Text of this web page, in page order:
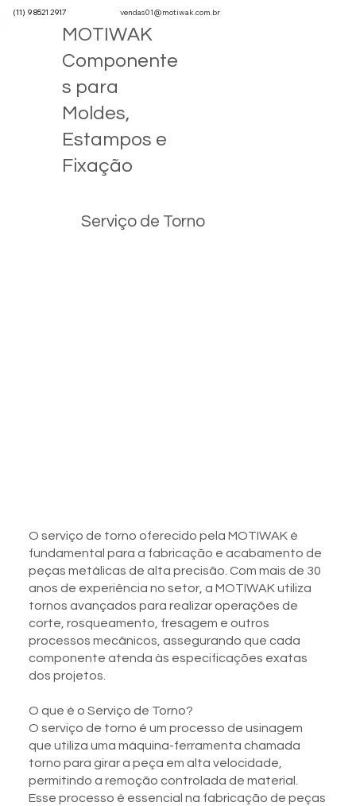
(11) 9 8521 2917 vendas01@motiwak.com.br
MOTIWAK
Componente
s para
Moldes,
Estampos e
Fixação
Serviço de Torno
O serviço de torno oferecido pela MOTIWAK é
fundamental para a fabricação e acabamento de
peças metálicas de alta precisão. Com mais de 30
anos de experiência no setor, a MOTIWAK utiliza
tornos avançados para realizar operações de
corte, rosqueamento, fresagem e outros
processos mecânicos, assegurando que cada
componente atenda às especificações exatas
dos projetos.
O que é o Serviço de Torno?
O serviço de torno é um processo de usinagem
que utiliza uma máquina-ferramenta chamada
torno para girar a peça em alta velocidade,
permitindo a remoção controlada de material.
Esse processo é essencial na fabricação de peças